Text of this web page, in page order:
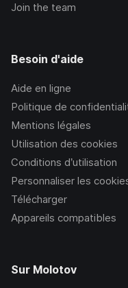
Join the team
Besoin d'aide
Aide en ligne
Politique de
Mentions légales
Utilisation des cookies
Conditions d’utilisation
Personnaliser les
Télécharger
Appareils compatibles
Sur Molotov